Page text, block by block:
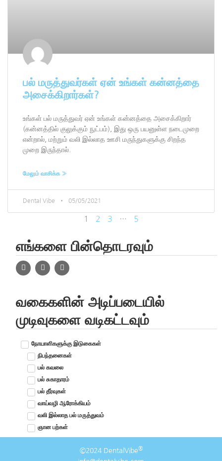
பல் மருத்துவர்கள் ஏன் உங்கள் கன்னத்தை
அசைக்கிறார்கள்?
உங்கள் பல் மருத்துவர் ஏன் உங்கள் கன்னத்தை அசைக்கிறார்
(கன்னத்தில் குலுக்கும் நுட்பம்), இது ஒரு பயனுள்ள நடைமுறை
என்றால், மற்றும் வலி இல்லாத ஊசி மருந்துகளுக்கு சிறந்த
முறை இருந்தால்.
மேலும் வாசிக்க »
Dental Vibe 05/05/2021
1 2 3 … 5
எங்களை பின்தொடரவும்
வகைகளின் அடிப்படையில்
முடிவுகளை வடிகட்டவும்
நோயாளிகளுக்கு இடுகைகள்
நிபந்தனைகள்
பல் கவலை
பல் சுகாதாரம்
பல் தீர்வுகள்
வாய்வழி ஆரோக்கியம்
வலி இல்லாத பல் மருத்துவம்
ஞான பற்கள்
©2024 DentalVibe®